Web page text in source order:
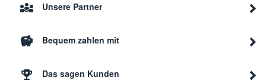
Unsere Partner
Bequem zahlen mit
Das sagen Kunden